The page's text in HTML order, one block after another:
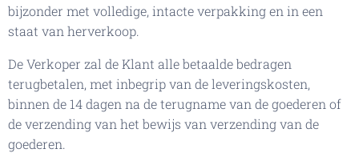
bijzonder met volledige, intacte verpakking en in een
staat van herverkoop.
De Verkoper zal de Klant alle betaalde bedragen
terugbetalen, met inbegrip van de leveringskosten,
binnen de 14 dagen na de terugname van de goederen of
de verzending van het bewijs van verzending van de
goederen.